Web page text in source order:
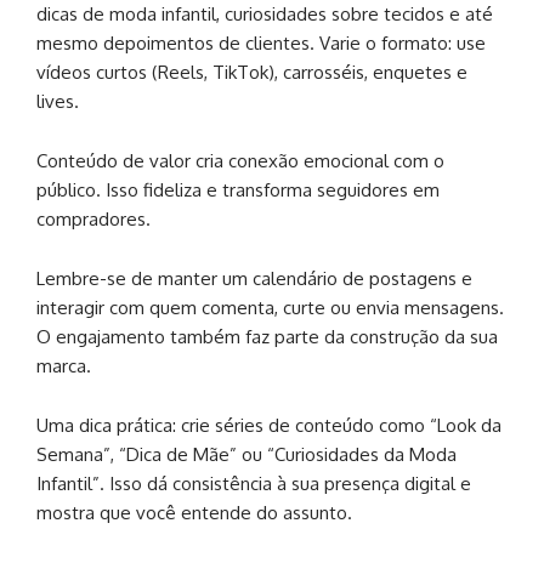
dicas de moda infantil, curiosidades sobre tecidos e até
mesmo depoimentos de clientes. Varie o formato: use
vídeos curtos (Reels, TikTok), carrosséis, enquetes e
lives.
Conteúdo de valor cria conexão emocional com o
público. Isso fideliza e transforma seguidores em
compradores.
Lembre-se de manter um calendário de postagens e
interagir com quem comenta, curte ou envia mensagens.
O engajamento também faz parte da construção da sua
marca.
Uma dica prática: crie séries de conteúdo como “Look da
Semana”, “Dica de Mãe” ou “Curiosidades da Moda
Infantil”. Isso dá consistência à sua presença digital e
mostra que você entende do assunto.